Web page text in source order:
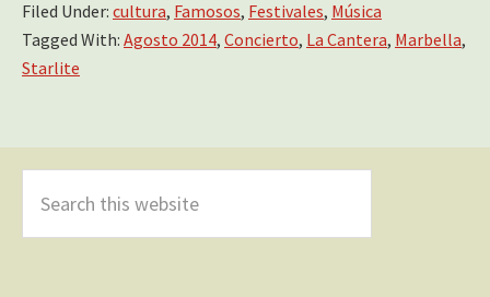
Filed Under: cultura, Famosos, Festivales, Música
Tagged With: Agosto 2014, Concierto, La Cantera, Marbella,
Starlite
Sidebar
this
website